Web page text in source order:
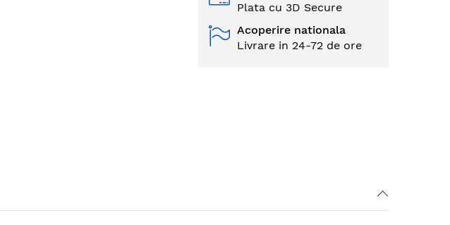
Plata cu 3D Secure
Acoperire nationala
Livrare in 24-72 de ore